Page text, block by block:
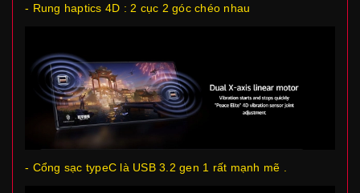
- Rung haptics 4D : 2 cục 2 góc chéo nhau
- Cổng sạc typeC là USB 3.2 gen 1 rất mạnh mẽ .